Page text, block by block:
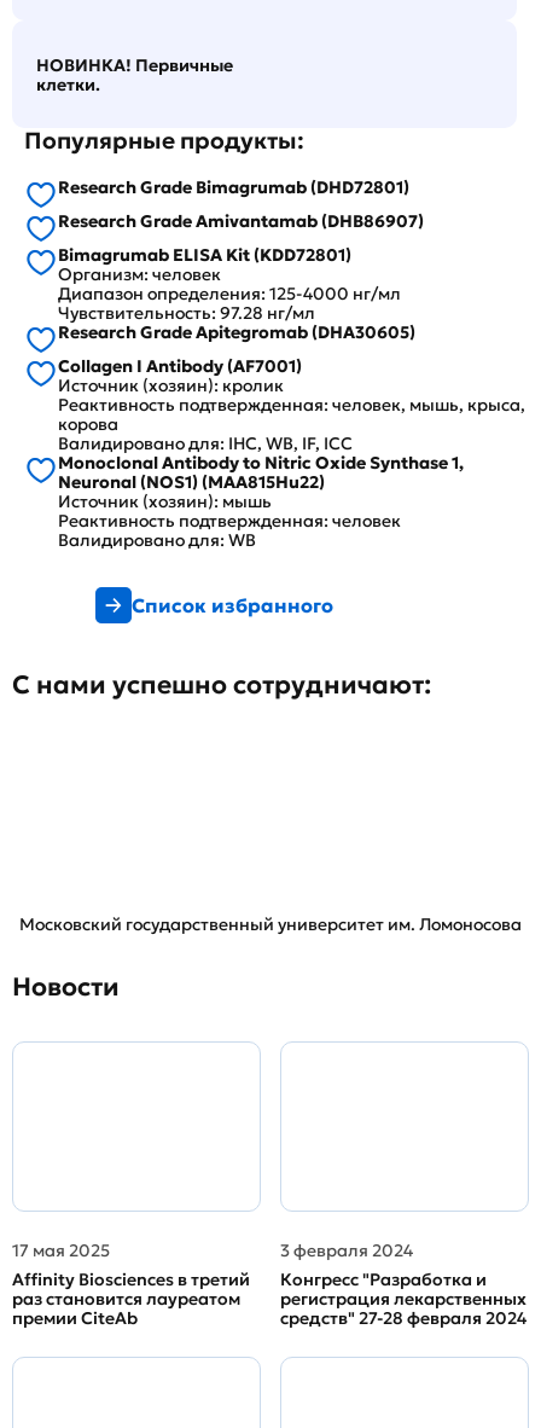
НОВИНКА! Первичные
клетки.
Популярные продукты:
Research Grade Bimagrumab (DHD72801)
Research Grade Amivantamab (DHB86907)
Bimagrumab ELISA Kit (KDD72801)
Организм: человек
Диапазон определения: 125-4000 нг/мл
Чувствительность: 97.28 нг/мл
Research Grade Apitegromab (DHA30605)
Collagen I Antibody (AF7001)
Источник (хозяин): кролик
Реактивность подтвержденная: человек, мышь, крыса,
корова
Валидировано для: IHC, WB, IF, ICC
Monoclonal Antibody to Nitric Oxide Synthase 1,
Neuronal (NOS1) (MAA815Hu22)
Источник (хозяин): мышь
Реактивность подтвержденная: человек
Валидировано для: WB
Список избранного
С нами успешно сотрудничают:
Московский государственный университет им. Ломоносова
Новости
17 мая 2025
Affinity Biosciences в третий
раз становится лауреатом
премии CiteAb
3 февраля 2024
Конгресс "Разработка и
регистрация лекарственных
средств" 27-28 февраля 2024